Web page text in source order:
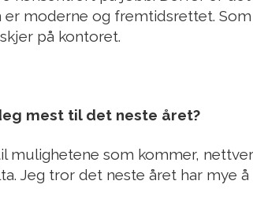
moderne og fremtidsrettet.
på kontoret.
mest til det neste året?
mulighetene som kommer,
Jeg tror det neste året har mye å